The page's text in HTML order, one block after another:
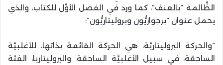
الظَّالمة “بالعنف”، كما ورد في الفصل الأوَّل للكتاب، والذي
يحمل عنوان “برجوازيُّون وبروليتاريُّون”:
“والحركة البروليتاريَّة، هي الحركة القائمة بذاتها، للأغلبيَّة
الساحقة، في سبيل الأغلبيَّة الساحقة. والبروليتاريا، الفئة